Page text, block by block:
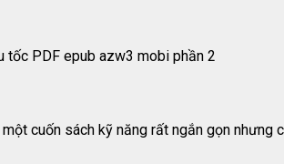
PDF epub azw3 mobi phần 2
cuốn sách kỹ năng rất ngắn gọn nhưng